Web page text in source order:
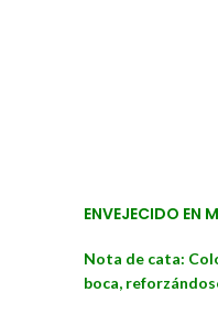
ENVEJECIDO EN
Nota de cata:
boca,